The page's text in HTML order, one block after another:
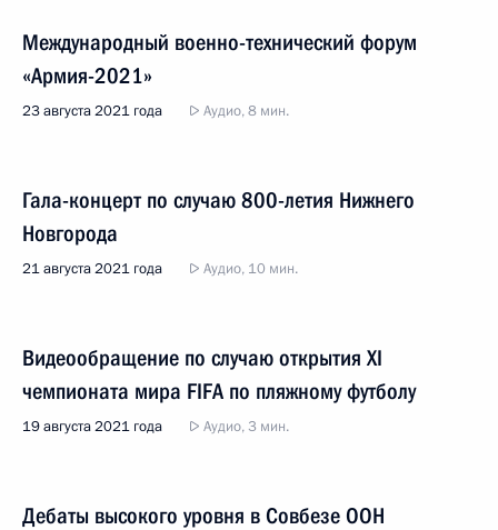
Международный военно-технический форум
«Армия-2021»
23 августа 2021 года Аудио, 8 мин.
Гала-концерт по случаю 800-летия Нижнего
Новгорода
21 августа 2021 года Аудио, 10 мин.
Видеообращение по случаю открытия XI
чемпионата мира FIFA по пляжному футболу
19 августа 2021 года Аудио, 3 мин.
Дебаты высокого уровня в Совбезе ООН